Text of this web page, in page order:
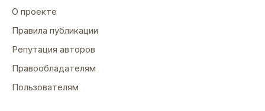
О проекте
Правила публикации
Репутация авторов
Правообладателям
Пользователям